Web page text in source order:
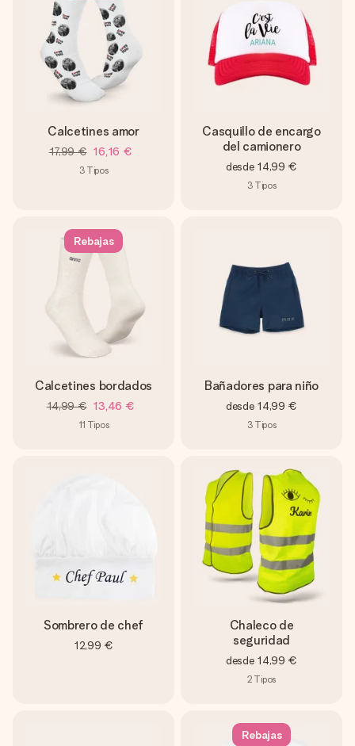
Calcetines amor
17,99 € 16,16 €
3 Tipos
Casquillo de encargo
del camionero
desde 14,99 €
3 Tipos
Rebajas
Calcetines bordados
14,99 € 13,46 €
11 Tipos
Bañadores para niño
desde 14,99 €
3 Tipos
Sombrero de chef
12,99 €
Chaleco de
seguridad
desde 14,99 €
2 Tipos
Rebajas